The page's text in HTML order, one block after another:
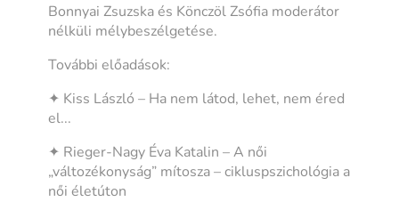
Bonnyai Zsuzska és Könczöl Zsófia moderátor
nélküli mélybeszélgetése.
További előadások:
✦ Kiss László – Ha nem látod, lehet, nem éred
el...
✦ Rieger-Nagy Éva Katalin – A női
„változékonyság” mítosza – cikluspszichológia a
női életúton